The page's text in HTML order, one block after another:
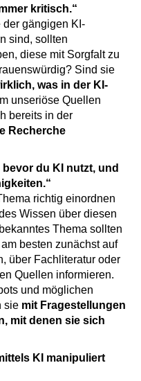
kritisch.“
gängigen KI-
sind, sollten
diese mit Sorgfalt zu
Sind sie
was in der KI-
unseriöse Quellen
bereits in der
Recherche
du KI nutzt, und
richtig einordnen
Wissen über diesen
Thema sollten
besten zunächst auf
über Fachliteratur oder
Quellen informieren.
und möglichen
sie mit Fragestellungen
mit denen sie sich
KI manipuliert